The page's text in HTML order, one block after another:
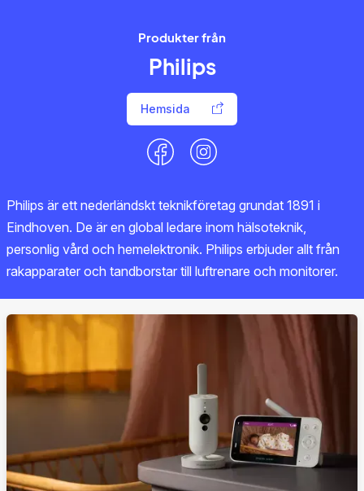
Produkter från
Philips
Hemsida
Philips är ett nederländskt teknikföretag grundat 1891 i
Eindhoven. De är en global ledare inom hälsoteknik,
personlig vård och hemelektronik. Philips erbjuder allt från
rakapparater och tandborstar till luftrenare och monitorer.